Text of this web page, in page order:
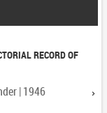
RECORD OF
| 1946